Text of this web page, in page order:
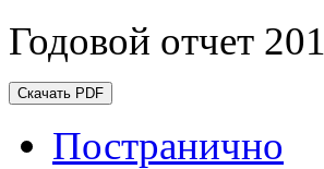
Годовой отчет
Скачать PDF
Постранично